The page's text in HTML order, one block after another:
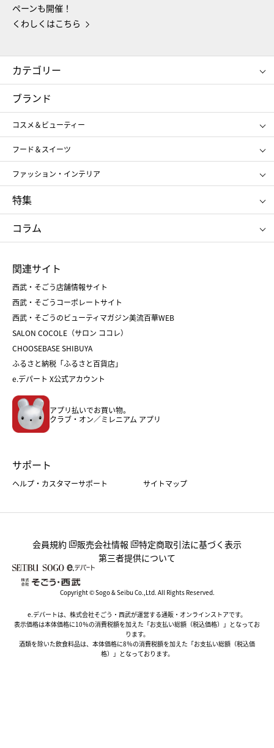
ペーンも開催！
くわしくはこちら
カテゴリー
コスメ＆ビューティー
ギフト
レディース
メンズ
スポーツ・アウトドア
お中元
お歳暮
ブランド
コスメ＆ビューティー
SHISEIDO
ポール&ジョー ボーテ
ジルスチュアート
NARS
RMK
クリニーク
SK-Ⅱ
フード＆スイーツ
アンリ・シャルパンティエ
ゴディバ
新宿高野
たねや
ねんりん家
ファッション・インテリア
ポロ ラルフ ローレン
タケオ キクチ
ママ＆キッズ
シュタイフ
特集
お中元
ひな人形
五月人形
父の日
クリスマスケーキ
ホワイトデー
コラム
菓子折り
和菓子
人気のギフト
バレンタイン
ホワイトデー
おせち
フード
ホーム・キッチン＆アート
関連サイト
西武・そごう店舗情報サイト
西武・そごうコーポレートサイト
西武・そごうのビューティマガジン美流百華WEB
SALON COCOLE（サロン ココレ）
CHOOSEBASE SHIBUYA
ふるさと納税「ふるさと百貨店」
e.デパート X公式アカウント
アプリ払いでお買い物。
クラブ・オン／ミレニアム アプリ
サポート
ヘルプ・カスタマーサポート サイトマップ
会員規約 販売会社情報
特定商取引法に基づく表示
第三者提供について
Copyright © Sogo & Seibu Co.,Ltd. All Rights Reserved.
e.デパートは、株式会社そごう・西武が運営する通販・オンラインストアです。
表示価格は本体価格に10％の消費税額を加えた「お支払い総額（税込価格）」となってお
ります。
酒類を除いた飲食料品は、本体価格に8％の消費税額を加えた「お支払い総額（税込価
格）」となっております。